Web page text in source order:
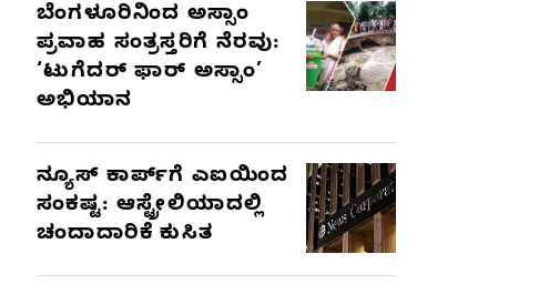
ಬೆಂಗಳೂರಿನಿಂದ ಅಸ್ಸಾಂ
ಪ್ರವಾಹ ಸಂತ್ರಸ್ತರಿಗೆ ನೆರವು:
‘ಟುಗೆದರ್ ಫಾರ್ ಅಸ್ಸಾಂ’
ಅಭಿಯಾನ
ನ್ಯೂಸ್ ಕಾರ್ಪ್‌ಗೆ ಎಐಯಿಂದ
ಸಂಕಷ್ಟ: ಆಸ್ಟ್ರೇಲಿಯಾದಲ್ಲಿ
ಚಂದಾದಾರಿಕೆ ಕುಸಿತ